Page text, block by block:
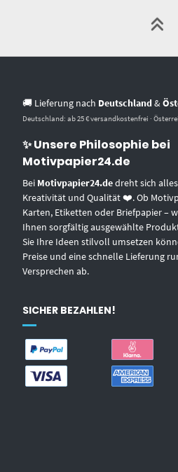
🚚 Lieferung nach Deutschland &
Deutschland: ab 25 € versandkostenfrei ·
✨ Unsere Philosophie bei
Motivpapier24.de
Bei Motivpapier24.dedreht sich
Kreativität und Qualität ❤️. Ob
Karten, Etiketten oder Briefpapier –
Ihnen sorgfältig ausgewählte
Sie Ihre Ideen stilvoll umsetzen
Preise und eine schnelle Lieferung
Versprechen ab.
SICHER BEZAHLEN!